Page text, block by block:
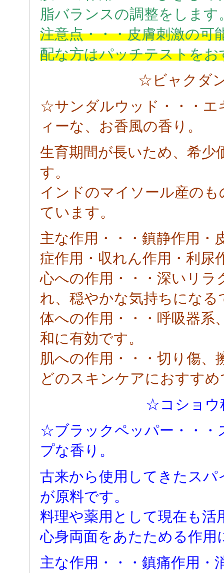
脂バランスの調整をします
注意点・・・皮膚刺激の可
配な方はパッチテストを
☆ビャクダ
☆サンダルウッド・・・エ
ィーな、お香風の香り。
生育期間が長いため、希少
す。
インドのマイソール産の
ています。
主な作用・・・鎮静作用・
症作用・収れん作用・利尿
心への作用・・・深いリラ
れ、穏やかな気持ちになる
体への作用・・・呼吸器系
和に有効です。
肌への作用・・・切り傷、
どのスキンケアにおすすめ
☆コショ
☆ブラックペッパー・・・
プな香り。
古来から使用してきたス
が原料です。
料理や薬用として現在も活
心身両面をあたためる作用
主な作用・・・鎮痛作用・